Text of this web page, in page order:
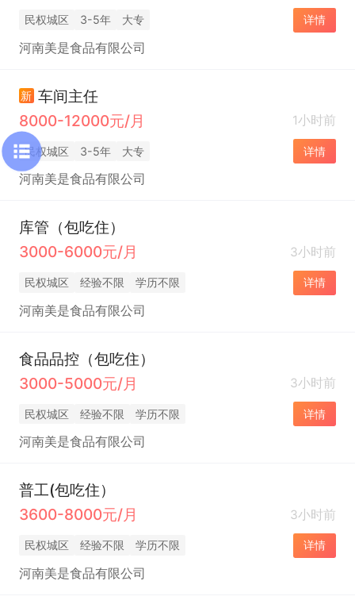
民权城区 3-5年 大专 详情
河南美是食品有限公司
新 车间主任
8000-12000元/月
1小时前
民权城区 3-5年 大专 详情
河南美是食品有限公司
库管（包吃住）
3000-6000元/月
3小时前
民权城区 经验不限 学历不限 详情
河南美是食品有限公司
食品品控（包吃住）
3000-5000元/月
3小时前
民权城区 经验不限 学历不限 详情
河南美是食品有限公司
普工(包吃住）
3600-8000元/月
3小时前
民权城区 经验不限 学历不限 详情
河南美是食品有限公司